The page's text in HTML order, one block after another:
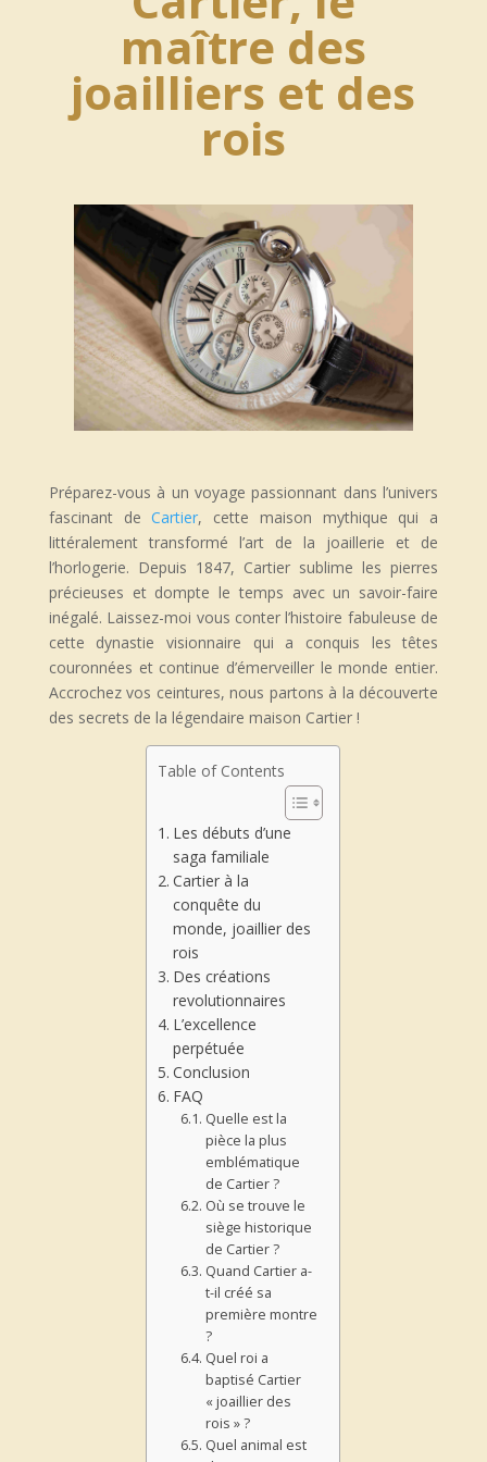
maître des
joailliers et des
rois
Préparez-vous à un voyage passionnant dans l’univers
fascinant deCartier, cette maison mythique qui a
littéralement transformé l’art de la joaillerie et de
l’horlogerie. Depuis 1847, Cartier sublime les pierres
précieuses et dompte le temps avec un savoir-faire
inégalé. Laissez-moi vous conter l’histoire fabuleuse de
cette dynastie visionnaire qui a conquis les têtes
couronnées et continue d’émerveiller le monde entier.
Accrochez vos ceintures, nous partons à la découverte
des secrets de la légendaire maison Cartier !
Table of Contents
Les débuts d’une
saga familiale
Cartier à la
conquête du
monde, joaillier des
rois
Des créations
revolutionnaires
L’excellence
perpétuée
Conclusion
FAQ
Quelle est la
pièce la plus
emblématique
de Cartier ?
Où se trouve le
siège historique
de Cartier ?
Quand Cartier a-
t-il créé sa
première montre
?
Quel roi a
baptisé Cartier
« joaillier des
rois » ?
Quel animal est